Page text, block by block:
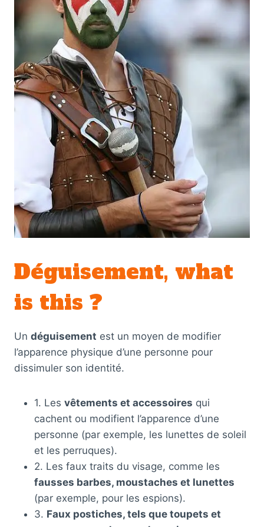
Déguisement, what
is this ?
Un déguisement est un moyen de modifier
l’apparence physique d’une personne pour
dissimuler son identité.
1. Les vêtements et accessoires qui
cachent ou modifient l’apparence d’une
personne (par exemple, les lunettes de soleil
et les perruques).
2. Les faux traits du visage, comme les
fausses barbes, moustaches et lunettes
(par exemple, pour les espions).
3. Faux postiches, tels que toupets et